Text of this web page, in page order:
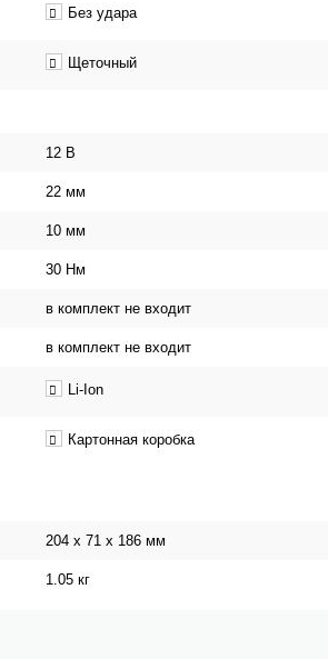
Без удара
Щеточный
12 В
22 мм
10 мм
30 Нм
в комплект не входит
в комплект не входит
Li-Ion
Картонная коробка
204 х 71 х 186 мм
1.05 кг